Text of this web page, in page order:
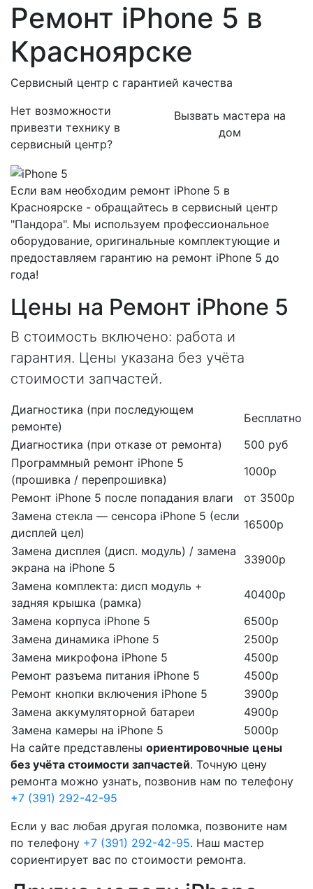
Ремонт iPhone 5 в
Красноярске
Сервисный центр с гарантией качества
Нет возможности
привезти технику в
сервисный центр?
Вызвать мастера на
дом
Если вам необходим ремонт iPhone 5 в
Красноярске - обращайтесь в сервисный центр
"Пандора". Мы используем профессиональное
оборудование, оригинальные комплектующие и
предоставляем гарантию на ремонт iPhone 5 до
года!
Цены на Ремонт iPhone 5
В стоимость включено: работа и
гарантия. Цены указана без учёта
стоимости запчастей.
Диагностика (при последующем
ремонте)
Бесплатно
Диагностика (при отказе от ремонта)
500 руб
Программный ремонт iPhone 5
(прошивка / перепрошивка)
1000р
Ремонт iPhone 5 после попадания влаги
от 3500р
Замена стекла — сенсора iPhone 5 (если
дисплей цел)
16500р
Замена дисплея (дисп. модуль) / замена
экрана на iPhone 5
33900р
Замена комплекта: дисп модуль +
задняя крышка (рамка)
40400р
Замена корпуса iPhone 5
6500р
Замена динамика iPhone 5
2500р
Замена микрофона iPhone 5
4500р
Ремонт разъема питания iPhone 5
4500р
Ремонт кнопки включения iPhone 5
3900р
Замена аккумуляторной батареи
4900р
Замена камеры на iPhone 5
5000р
На сайте представлены ориентировочные цены
без учёта стоимости запчастей. Точную цену
ремонта можно узнать, позвонив нам по телефону
+7 (391) 292-42-95
Если у вас любая другая поломка, позвоните нам
по телефону +7 (391) 292-42-95. Наш мастер
сориентирует вас по стоимости ремонта.